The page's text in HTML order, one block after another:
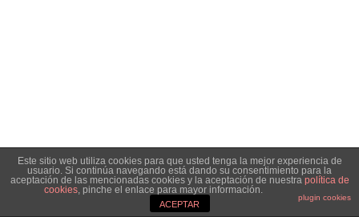
Este sitio web utiliza cookies para que usted tenga la mejor experiencia de
usuario. Si continúa navegando está dando su consentimiento para la
aceptación de las mencionadas cookies y la aceptación de nuestra política de
cookies, pinche el enlace para mayor información.
plugin cookies
ACEPTAR